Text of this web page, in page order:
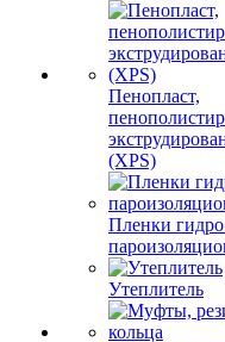
Пенопласт,
(XPS)
Пленки
Утеплитель